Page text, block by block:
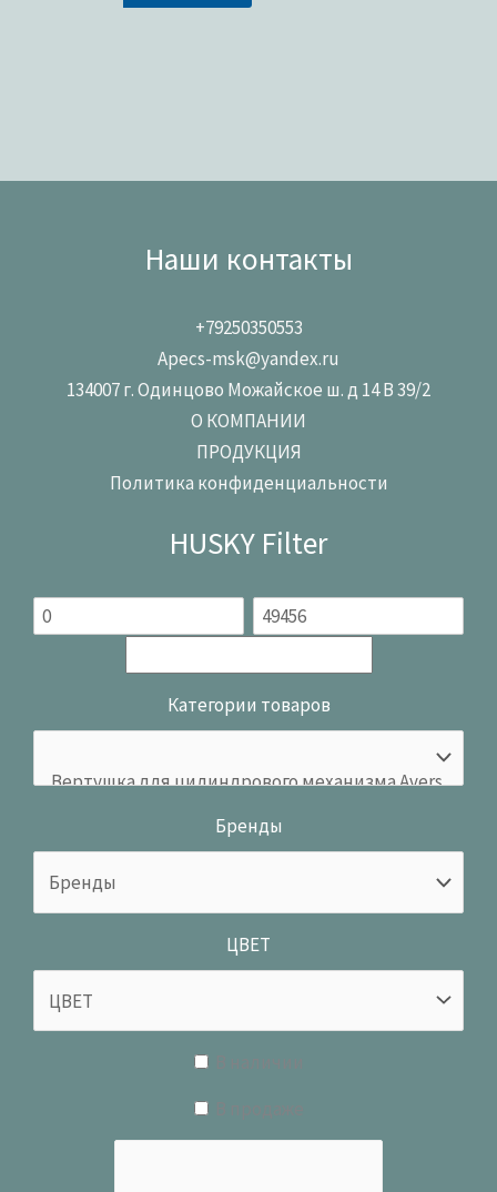
Наши контакты
+79250350553
Apecs-msk@yandex.ru
134007 г. Одинцово Можайское ш. д 14 В 39/2
О КОМПАНИИ
ПРОДУКЦИЯ
Политика конфиденциальности
HUSKY Filter
Категории товаров
Бренды
ЦВЕТ